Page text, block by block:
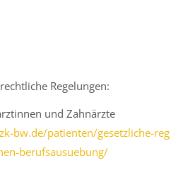
Regelungen:
und Zahnärzte
bw.de/patienten/gesetzliche-reg
berufsausuebung/